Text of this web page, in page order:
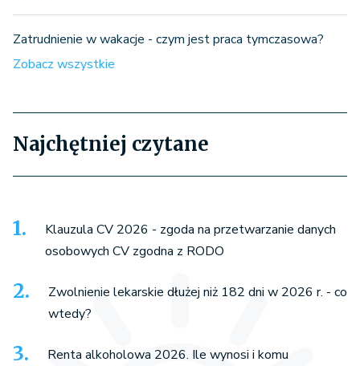
Zatrudnienie w wakacje - czym jest praca tymczasowa?
Zobacz wszystkie
Najchętniej czytane
Klauzula CV 2026 - zgoda na przetwarzanie danych
osobowych CV zgodna z RODO
Zwolnienie lekarskie dłużej niż 182 dni w 2026 r. - co
wtedy?
Renta alkoholowa 2026. Ile wynosi i komu